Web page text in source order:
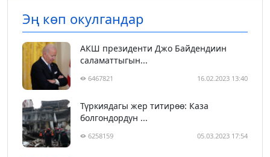
Эң көп окулгандар
АКШ президенти Джо Байдендиин
саламаттыгын...
6467821 16.02.2023 13:40
Түркиядагы жер титирөө: Каза
болгондордун ...
6258159 05.03.2023 17:54